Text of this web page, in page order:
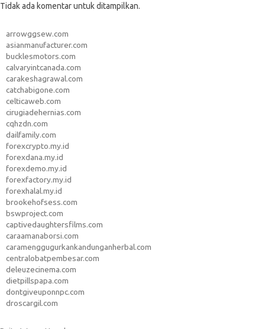
Tidak ada komentar untuk ditampilkan.
arrowggsew.com
asianmanufacturer.com
bucklesmotors.com
calvaryintcanada.com
carakeshagrawal.com
catchabigone.com
celticaweb.com
cirugiadehernias.com
cqhzdn.com
dailfamily.com
forexcrypto.my.id
forexdana.my.id
forexdemo.my.id
forexfactory.my.id
forexhalal.my.id
brookehofsess.com
bswproject.com
captivedaughtersfilms.com
caraamanaborsi.com
caramenggugurkankandunganherbal.com
centralobatpembesar.com
deleuzecinema.com
dietpillspapa.com
dontgiveuponnpc.com
droscargil.com